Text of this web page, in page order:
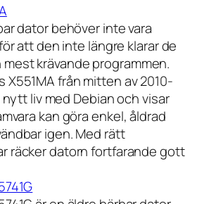
dator behöver inte vara
att den inte längre klarar de
krävande programmen.
X551MA från mitten av 2010-
liv med Debian och visar
kan göra enkel, åldrad
igen. Med rätt
räcker datorn fortfarande gott